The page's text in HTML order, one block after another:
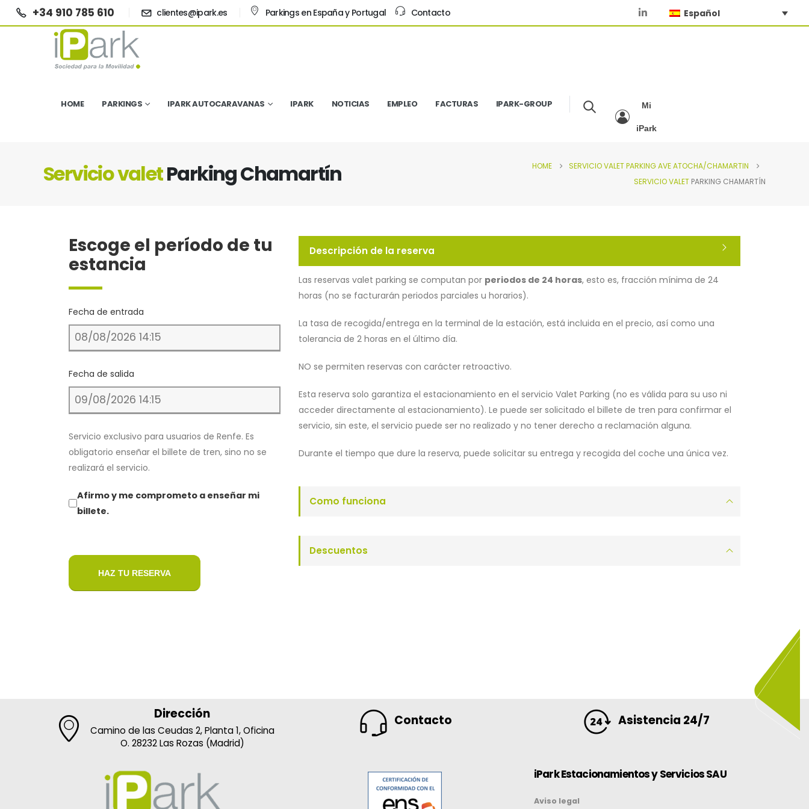
+34 910 785 610 clientes@ipark.es Parkings en España y Portugal Contacto Español
HOME PARKINGS IPARK AUTOCARAVANAS IPARK NOTICIAS EMPLEO FACTURAS IPARK-GROUP Mi
iPark
Servicio valetParking Chamartín HOME SERVICIO VALET PARKINGAVE ATOCHA/CHAMARTIN
SERVICIO VALET PARKING CHAMARTÍN
Escoge el período de tu
estancia
Fecha de entrada
Fecha de salida
Servicio exclusivo para usuarios de Renfe. Es
obligatorio enseñar el billete de tren, sino no se
realizará el servicio.
Afirmo y me comprometo a enseñar mi
billete.
HAZ TU RESERVA
Descripción de la reserva
Las reservas valet parking se computan por periodos de 24 horas, esto es, fracción mínima de 24
horas (no se facturarán periodos parciales u horarios).
La tasa de recogida/entrega en la terminal de la estación, está incluida en el precio, así como una
tolerancia de 2 horas en el último día.
NO se permiten reservas con carácter retroactivo.
Esta reserva solo garantiza el estacionamiento en el servicio Valet Parking (no es válida para su uso ni
acceder directamente al estacionamiento). Le puede ser solicitado el billete de tren para confirmar el
servicio, sin este, el servicio puede ser no realizado y no tener derecho a reclamación alguna.
Durante el tiempo que dure la reserva, puede solicitar su entrega y recogida del coche una única vez.
Como funciona
Descuentos
Dirección
Camino de las Ceudas 2, Planta 1, Oficina
O. 28232 Las Rozas (Madrid)
Contacto Asistencia 24/7
iPark Estacionamientos y Servicios SAU
Aviso legal